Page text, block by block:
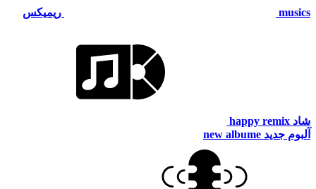
musics ریمیکس
شاد happy remix
آلبوم جدید new albume